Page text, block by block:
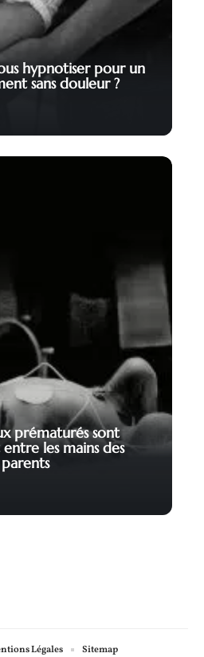
hypnotiser pour un
sans douleur ?
prématurés sont
les mains des
parents
Légales Sitemap